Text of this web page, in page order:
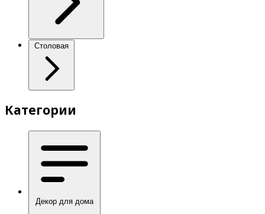
Столовая
Категории
Декор для дома